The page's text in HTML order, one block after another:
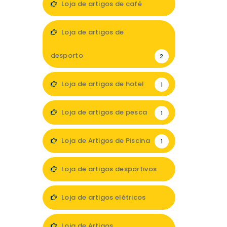
Loja de artigos de café
Loja de artigos de
desporto 2
Loja de artigos de hotel 1
Loja de artigos de pesca 1
Loja de Artigos de Piscina 1
Loja de artigos desportivos
Loja de artigos elétricos